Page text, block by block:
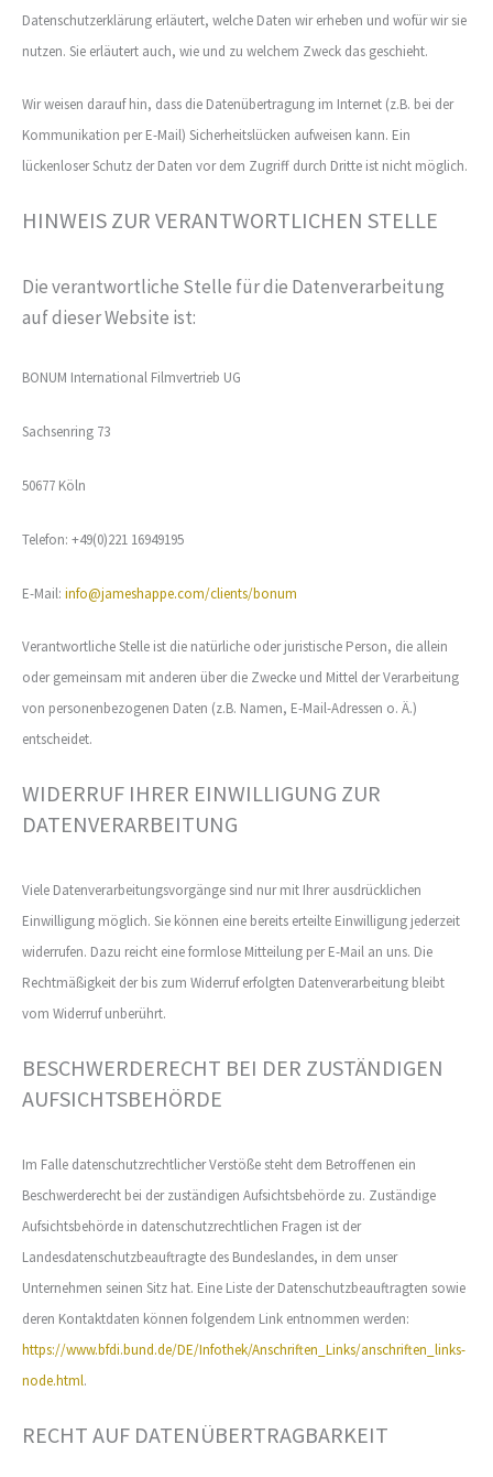
Datenschutzerklärung erläutert, welche Daten wir erheben und wofür wir sie
nutzen. Sie erläutert auch, wie und zu welchem Zweck das geschieht.
Wir weisen darauf hin, dass die Datenübertragung im Internet (z.B. bei der
Kommunikation per E-Mail) Sicherheitslücken aufweisen kann. Ein
lückenloser Schutz der Daten vor dem Zugriff durch Dritte ist nicht möglich.
HINWEIS ZUR VERANTWORTLICHEN STELLE
Die verantwortliche Stelle für die Datenverarbeitung
auf dieser Website ist:
BONUM International Filmvertrieb UG
Sachsenring 73
50677 Köln
Telefon: +49(0)221 16949195
E-Mail: info@jameshappe.com/clients/bonum
Verantwortliche Stelle ist die natürliche oder juristische Person, die allein
oder gemeinsam mit anderen über die Zwecke und Mittel der Verarbeitung
von personenbezogenen Daten (z.B. Namen, E-Mail-Adressen o. Ä.)
entscheidet.
WIDERRUF IHRER EINWILLIGUNG ZUR
DATENVERARBEITUNG
Viele Datenverarbeitungsvorgänge sind nur mit Ihrer ausdrücklichen
Einwilligung möglich. Sie können eine bereits erteilte Einwilligung jederzeit
widerrufen. Dazu reicht eine formlose Mitteilung per E-Mail an uns. Die
Rechtmäßigkeit der bis zum Widerruf erfolgten Datenverarbeitung bleibt
vom Widerruf unberührt.
BESCHWERDERECHT BEI DER ZUSTÄNDIGEN
AUFSICHTSBEHÖRDE
Im Falle datenschutzrechtlicher Verstöße steht dem Betroffenen ein
Beschwerderecht bei der zuständigen Aufsichtsbehörde zu. Zuständige
Aufsichtsbehörde in datenschutzrechtlichen Fragen ist der
Landesdatenschutzbeauftragte des Bundeslandes, in dem unser
Unternehmen seinen Sitz hat. Eine Liste der Datenschutzbeauftragten sowie
deren Kontaktdaten können folgendem Link entnommen werden:
https://www.bfdi.bund.de/DE/Infothek/Anschriften_Links/anschriften_links-
node.html.
RECHT AUF DATENÜBERTRAGBARKEIT